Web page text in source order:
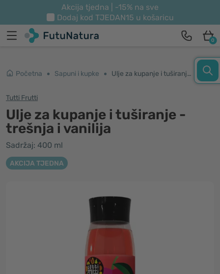
Akcija tjedna | -15% na sve
Dodaj kod TJEDAN15 u košaricu
0
Početna Sapuni i kupke Ulje za kupanje i tuširanje - trešnja i vanilija
Tutti Frutti
Ulje za kupanje i tuširanje -
trešnja i vanilija
Sadržaj: 400 ml
AKCIJA TJEDNA